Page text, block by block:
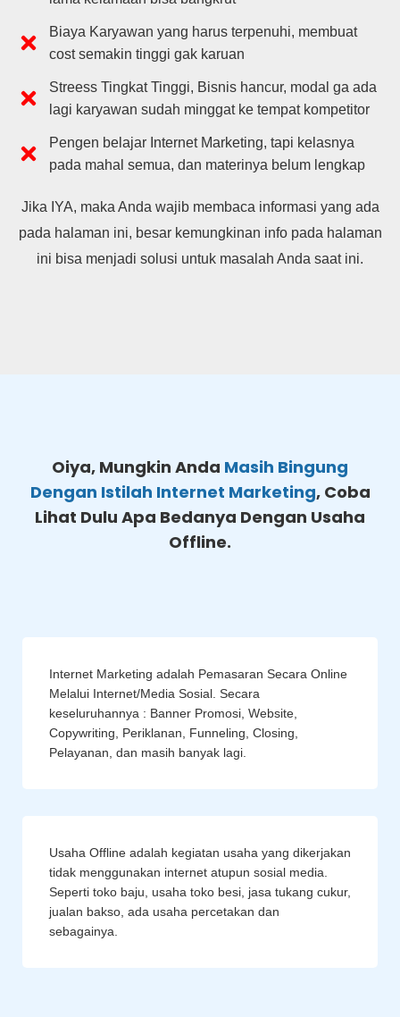
Biaya Karyawan yang harus terpenuhi, membuat
cost semakin tinggi gak karuan
Streess Tingkat Tinggi, Bisnis hancur, modal ga ada
lagi karyawan sudah minggat ke tempat kompetitor
Pengen belajar Internet Marketing, tapi kelasnya
pada mahal semua, dan materinya belum lengkap
Jika IYA, maka Anda wajib membaca informasi yang ada
pada halaman ini, besar kemungkinan info pada halaman
ini bisa menjadi solusi untuk masalah Anda saat ini.
Oiya, Mungkin Anda Masih Bingung
Dengan Istilah Internet Marketing, Coba
Lihat Dulu Apa Bedanya Dengan Usaha
Offline.
Internet Marketing adalah Pemasaran Secara Online
Melalui Internet/Media Sosial. Secara
keseluruhannya : Banner Promosi, Website,
Copywriting, Periklanan, Funneling, Closing,
Pelayanan, dan masih banyak lagi.
Usaha Offline adalah kegiatan usaha yang dikerjakan
tidak menggunakan internet atupun sosial media.
Seperti toko baju, usaha toko besi, jasa tukang cukur,
jualan bakso, ada usaha percetakan dan
sebagainya.